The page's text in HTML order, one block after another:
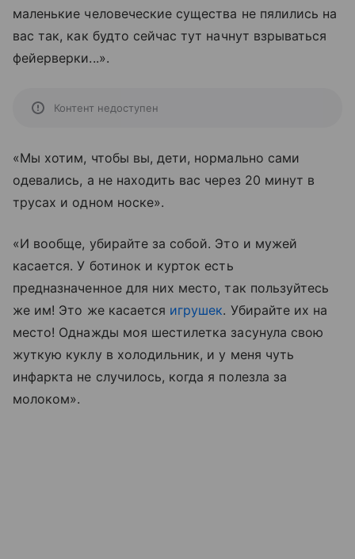
маленькие человеческие существа не пялились на
вас так, как будто сейчас тут начнут взрываться
фейерверки...».
Контент недоступен
«Мы хотим, чтобы вы, дети, нормально сами
одевались, а не находить вас через 20 минут в
трусах и одном носке».
«И вообще, убирайте за собой. Это и мужей
касается. У ботинок и курток есть
предназначенное для них место, так пользуйтесь
же им! Это же касается игрушек. Убирайте их на
место! Однажды моя шестилетка засунула свою
жуткую куклу в холодильник, и у меня чуть
инфаркта не случилось, когда я полезла за
молоком».